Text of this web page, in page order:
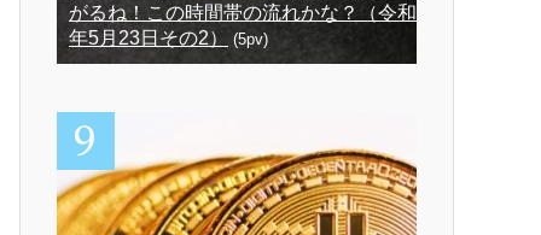
がるね！この時間帯の流れかな？（令和3
年5月23日その2）
(5pv)